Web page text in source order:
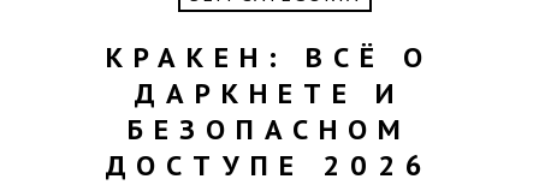
КРАКЕН: ВСЁ О
ДАРКНЕТЕ И
БЕЗОПАСНОМ
ДОСТУПЕ 2026